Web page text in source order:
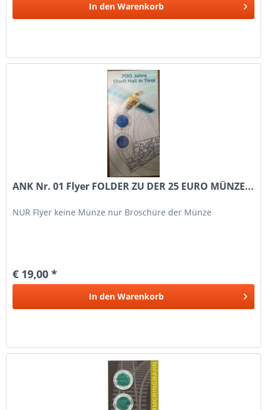
In den Warenkorb
ANK Nr. 01 Flyer FOLDER ZU DER 25 EURO MÜNZE...
NUR Flyer keine Münze nur Broschüre der Münze
€ 19,00 *
In den Warenkorb